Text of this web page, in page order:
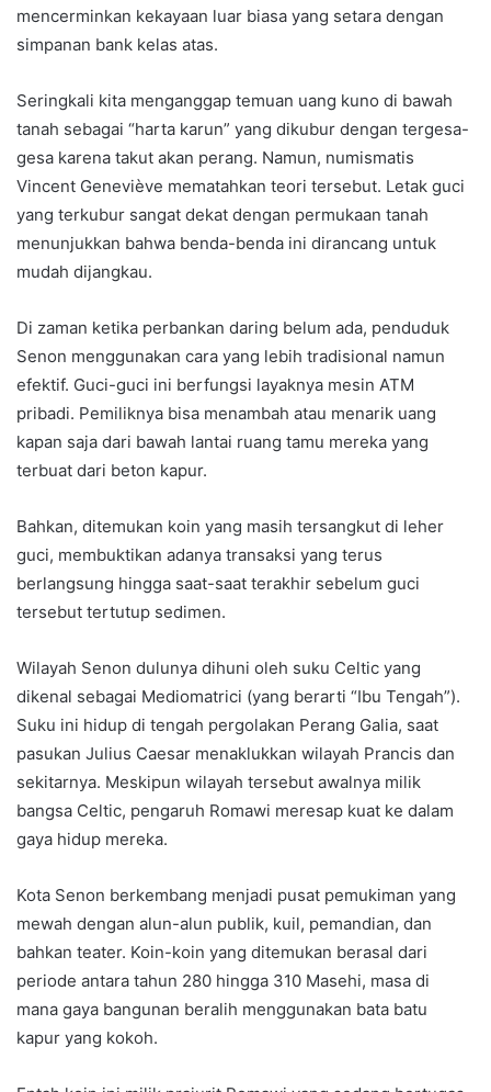
mencerminkan kekayaan luar biasa yang setara dengan
simpanan bank kelas atas.
Seringkali kita menganggap temuan uang kuno di bawah
tanah sebagai “harta karun” yang dikubur dengan tergesa-
gesa karena takut akan perang. Namun, numismatis
Vincent Geneviève mematahkan teori tersebut. Letak guci
yang terkubur sangat dekat dengan permukaan tanah
menunjukkan bahwa benda-benda ini dirancang untuk
mudah dijangkau.
Di zaman ketika perbankan daring belum ada, penduduk
Senon menggunakan cara yang lebih tradisional namun
efektif. Guci-guci ini berfungsi layaknya mesin ATM
pribadi. Pemiliknya bisa menambah atau menarik uang
kapan saja dari bawah lantai ruang tamu mereka yang
terbuat dari beton kapur.
Bahkan, ditemukan koin yang masih tersangkut di leher
guci, membuktikan adanya transaksi yang terus
berlangsung hingga saat-saat terakhir sebelum guci
tersebut tertutup sedimen.
Wilayah Senon dulunya dihuni oleh suku Celtic yang
dikenal sebagai Mediomatrici (yang berarti “Ibu Tengah”).
Suku ini hidup di tengah pergolakan Perang Galia, saat
pasukan Julius Caesar menaklukkan wilayah Prancis dan
sekitarnya. Meskipun wilayah tersebut awalnya milik
bangsa Celtic, pengaruh Romawi meresap kuat ke dalam
gaya hidup mereka.
Kota Senon berkembang menjadi pusat pemukiman yang
mewah dengan alun-alun publik, kuil, pemandian, dan
bahkan teater. Koin-koin yang ditemukan berasal dari
periode antara tahun 280 hingga 310 Masehi, masa di
mana gaya bangunan beralih menggunakan bata batu
kapur yang kokoh.